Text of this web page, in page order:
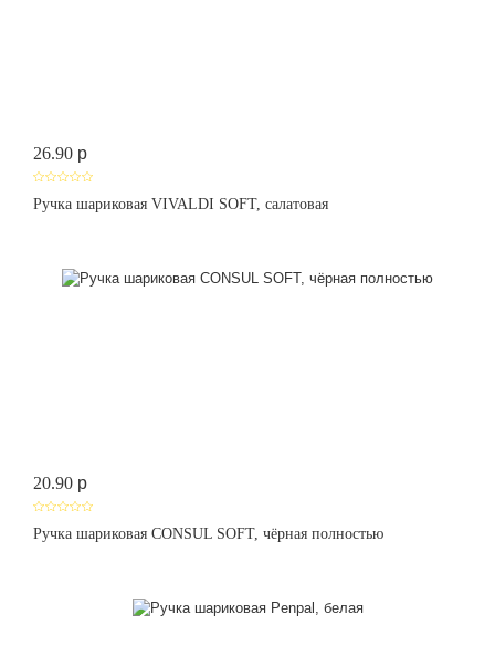
26.90 p
Ручка шариковая VIVALDI SOFT, салатовая
20.90 p
Ручка шариковая CONSUL SOFT, чёрная полностью